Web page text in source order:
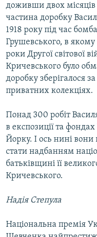
доживши двох місяців
частина доробку
1918 року під час
Грушевського, в
роки Другої світової
Кричевського було
доробку зберігалося
приватних колекціях.
Понад 300 робіт
в експозиції та
Йорку. І ось нині
стати надбанням
батьківщині її
Кричевського.
Надія Степула
Національна премія